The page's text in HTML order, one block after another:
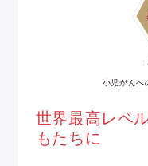
小児がんへ
世界最高レベ
もたちに